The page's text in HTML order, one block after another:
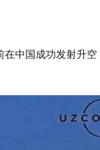
中国成功发射升空